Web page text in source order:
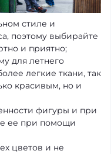
стиле и
поэтому выбирайте
и приятно;
для летнего
легкие ткани, так
красивым, но и
фигуры и при
ее при помощи
цветов и не